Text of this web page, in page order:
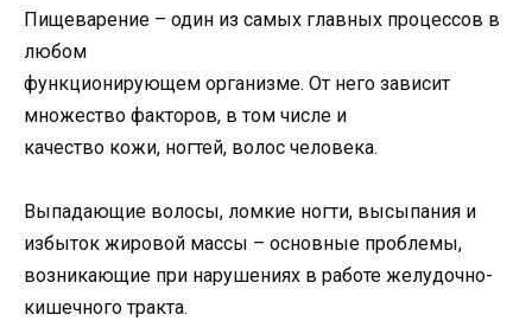
Пищеварение – один из самых главных процессов в
любом
функционирующем организме. От него зависит
множество факторов, в том числе и
качество кожи, ногтей, волос человека.
Выпадающие волосы, ломкие ногти, высыпания и
избыток жировой массы – основные проблемы,
возникающие при нарушениях в работе желудочно-
кишечного тракта.